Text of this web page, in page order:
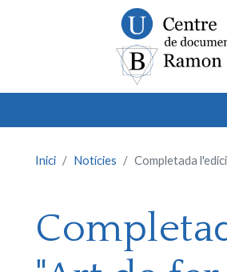
Inici Notícies Completada